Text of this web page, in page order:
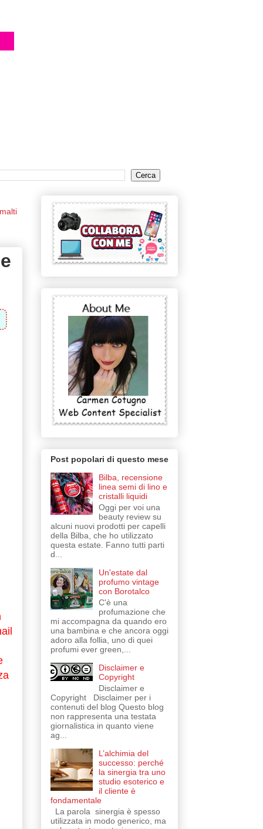
Post popolari di questo mese
Bilba, recensione
linea semi di lino e
cristalli liquidi
Oggi per voi una
beauty review su
alcuni nuovi prodotti per capelli
della Bilba, che ho utilizzato
questa estate. Fanno tutti parti
d...
Un'estate dal
profumo vintage
con Borotalco
C'è una
profumazione che
mi accompagna da quando ero
una bambina e che ancora oggi
adoro alla follia, uno di quei
profumi ever green,...
Disclaimer e
Copyright
Disclaimer e
Copyright Disclaimer per i
contenuti del blog Questo blog
non rappresenta una testata
giornalistica in quanto viene
ag...
L’alchimia del
successo: perché
la sinergia tra uno
studio esoterico e
il cliente è
fondamentale
La parola sinergia è spesso
utilizzata in modo generico, ma